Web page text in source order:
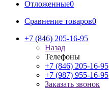
Отложенные0
Сравнение товаров0
+7 (846) 205-16-95
Назад
Телефоны
+7 (846) 205-16-95
+7 (987) 955-16-95
Заказать звонок